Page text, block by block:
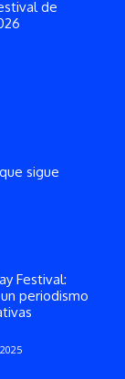
de
sigue
Festival:
periodismo